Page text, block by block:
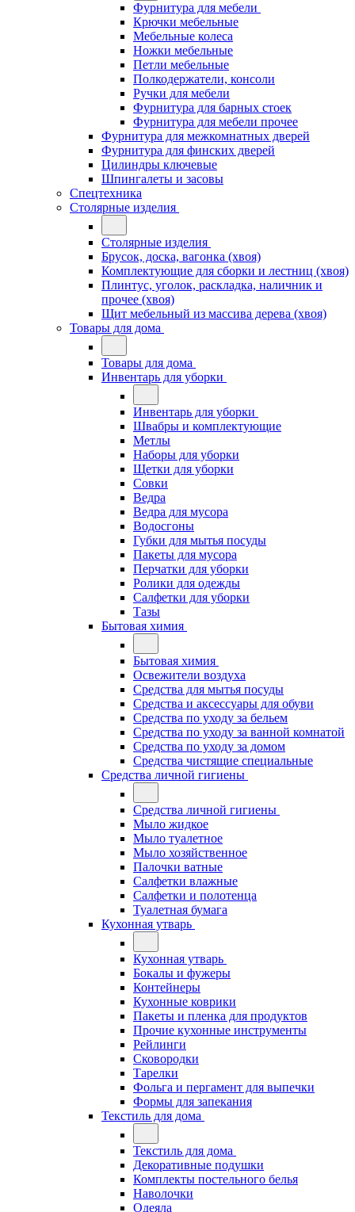
Фурнитура для мебели
Крючки мебельные
Мебельные колеса
Ножки мебельные
Петли мебельные
Полкодержатели, консоли
Ручки для мебели
Фурнитура для барных стоек
Фурнитура для мебели прочее
Фурнитура для межкомнатных дверей
Фурнитура для финских дверей
Цилиндры ключевые
Шпингалеты и засовы
Спецтехника
Столярные изделия
Столярные изделия
Брусок, доска, вагонка (хвоя)
Комплектующие для сборки и лестниц (хвоя)
Плинтус, уголок, раскладка, наличник и
прочее (хвоя)
Щит мебельный из массива дерева (хвоя)
Товары для дома
Товары для дома
Инвентарь для уборки
Инвентарь для уборки
Швабры и комплектующие
Метлы
Наборы для уборки
Щетки для уборки
Совки
Ведра
Ведра для мусора
Водосгоны
Губки для мытья посуды
Пакеты для мусора
Перчатки для уборки
Ролики для одежды
Салфетки для уборки
Тазы
Бытовая химия
Бытовая химия
Освежители воздуха
Средства для мытья посуды
Средства и аксессуары для обуви
Средства по уходу за бельем
Средства по уходу за ванной комнатой
Средства по уходу за домом
Средства чистящие специальные
Средства личной гигиены
Средства личной гигиены
Мыло жидкое
Мыло туалетное
Мыло хозяйственное
Палочки ватные
Салфетки влажные
Салфетки и полотенца
Туалетная бумага
Кухонная утварь
Кухонная утварь
Бокалы и фужеры
Контейнеры
Кухонные коврики
Пакеты и пленка для продуктов
Прочие кухонные инструменты
Рейлинги
Сковородки
Тарелки
Фольга и пергамент для выпечки
Формы для запекания
Текстиль для дома
Текстиль для дома
Декоративные подушки
Комплекты постельного белья
Наволочки
Одеяла